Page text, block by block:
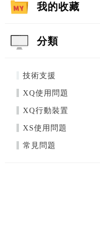
我的收藏
分類
技術支援
XQ使用問題
XQ行動裝置
XS使用問題
常見問題